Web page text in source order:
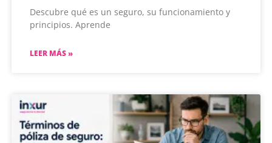
Descubre qué es un seguro, su funcionamiento y
principios. Aprende
LEER MÁS »